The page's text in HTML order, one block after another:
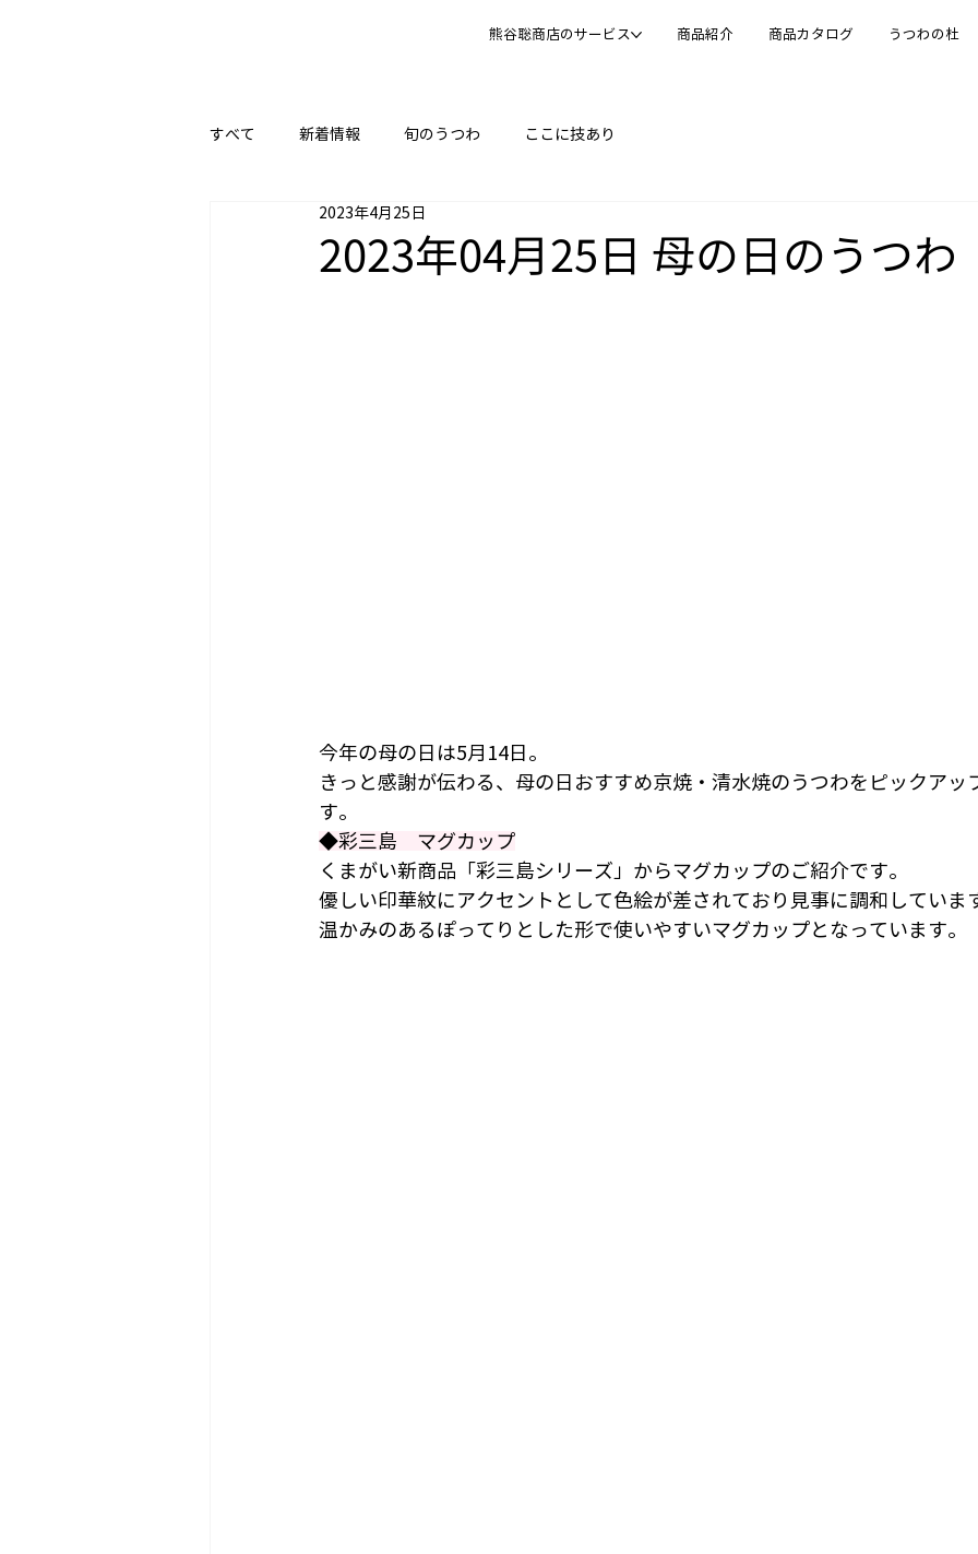
熊谷聡商店のサービス 商品紹介 商品カタログ うつわの杜
すべて 新着情報 旬のうつわ ここに技あり
2023年04月25日 母の日のうつわ
2023年4月25日
今年の母の日は5月14日。
きっと感謝が伝わる、母の日おすすめ京焼・清水焼のうつわをピックアッ
す。
◆彩三島　マグカップ
くまがい新商品「彩三島シリーズ」からマグカップのご紹介です。
優しい印華紋にアクセントとして色絵が差されており見事に調和していま
温かみのあるぽってりとした形で使いやすいマグカップとなっています。